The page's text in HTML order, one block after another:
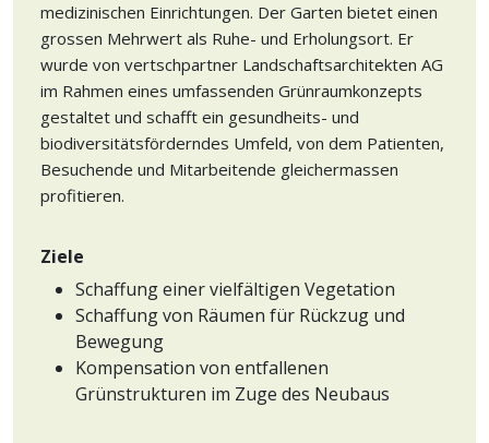
medizinischen Einrichtungen. Der Garten bietet einen
grossen Mehrwert als Ruhe- und Erholungsort. Er
wurde von vertschpartner Landschaftsarchitekten AG
im Rahmen eines umfassenden Grünraumkonzepts
gestaltet und schafft ein gesundheits- und
biodiversitätsförderndes Umfeld, von dem Patienten,
Besuchende und Mitarbeitende gleichermassen
profitieren.
Ziele
Schaffung einer vielfältigen Vegetation
Schaffung von Räumen für Rückzug und
Bewegung
Kompensation von entfallenen
Grünstrukturen im Zuge des Neubaus